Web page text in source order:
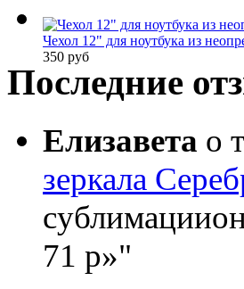
Чехол 12" для ноутбука из
350 руб
Последние
Елизавета о
зеркала
71 р»